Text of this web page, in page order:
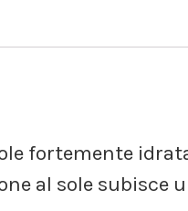
fortemente
al sole subisce